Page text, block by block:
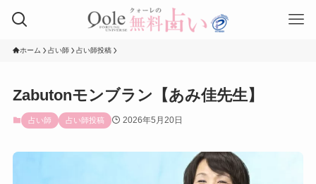
ホーム 占い師 占い師投稿
Zabutonモンブラン【あみ佳先生】
占い師 占い師投稿 2026年5月20日